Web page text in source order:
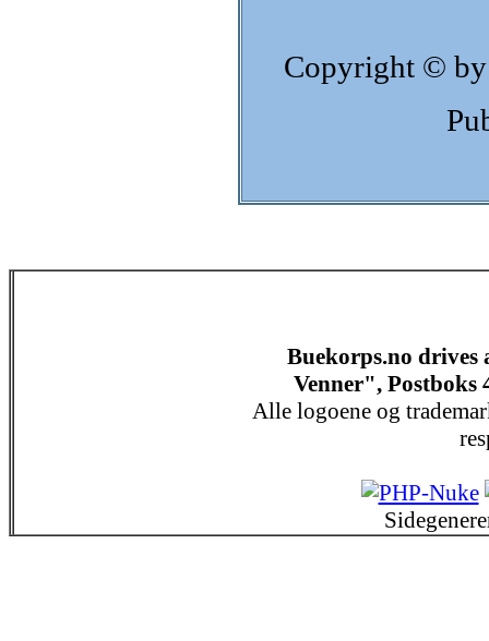
Copyright © by
Buekorps.no drives
Venner", Postboks
Alle logoene og